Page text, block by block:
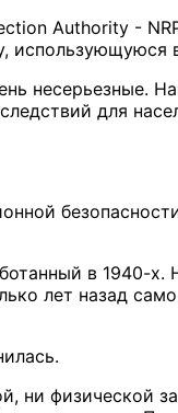
Authority -
использующуюся
несерьезные.
для
в 1940-х.
лет назад
ни физической